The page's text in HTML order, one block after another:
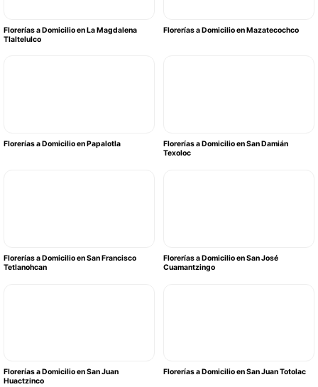
Florerías a Domicilio en La Magdalena
Tlaltelulco
Florerías a Domicilio en Mazatecochco
Florerías a Domicilio en Papalotla
Florerías a Domicilio en San Damián
Texoloc
Florerías a Domicilio en San Francisco
Tetlanohcan
Florerías a Domicilio en San José
Cuamantzingo
Florerías a Domicilio en San Juan
Huactzinco
Florerías a Domicilio en San Juan Totolac